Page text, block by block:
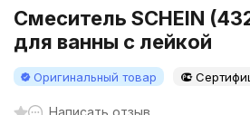
Смеситель SCHEIN
для ванны с лейкой
Оригинальный товар
Написать отзыв